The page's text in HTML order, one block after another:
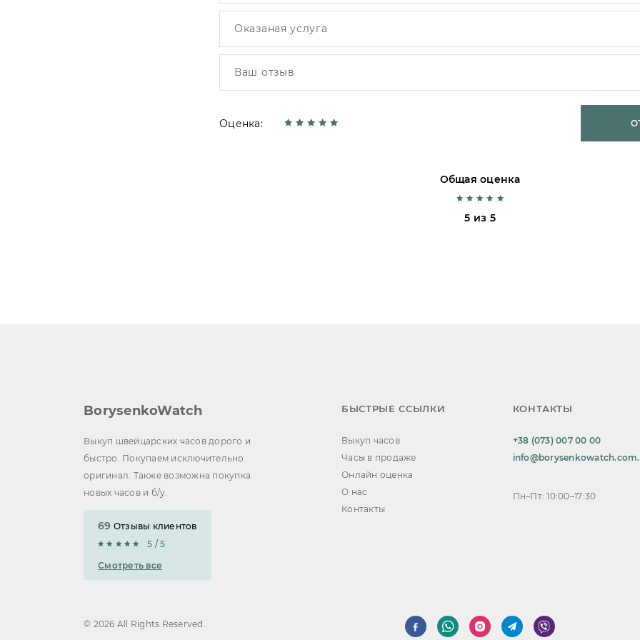
Оценка:
Общая оценка
5 из 5
BorysenkoWatch
Выкуп швейцарских часов дорого и
быстро. Покупаем исключительно
оригинал. Также возможна покупка
новых часов и б/у.
69 Отзывы клиентов
5 / 5
Смотреть все
БЫСТРЫЕ ССЫЛКИ
Выкуп часов
Часы в продаже
Онлайн оценка
О нас
Контакты
КОНТАКТЫ
+38 (073) 007 00 00
Пн–Пт: 10:00–17:30
© 2026 All Rights Reserved.